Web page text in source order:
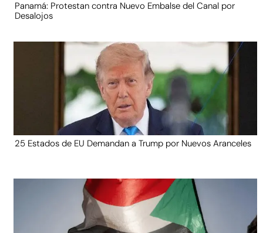
Panamá: Protestan contra Nuevo Embalse del Canal por
Desalojos
25 Estados de EU Demandan a Trump por Nuevos Aranceles